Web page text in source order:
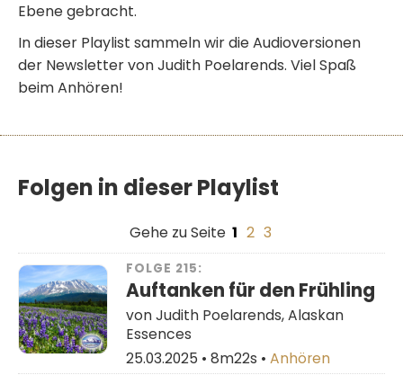
Ebene gebracht.
In dieser Playlist sammeln wir die Audioversionen
der Newsletter von Judith Poelarends. Viel Spaß
beim Anhören!
Folgen in dieser Playlist
Gehe zu Seite 1 2 3
FOLGE 215:
Auftanken für den Frühling
von Judith Poelarends, Alaskan
Essences
25.03.2025 • 8m22s • Anhören